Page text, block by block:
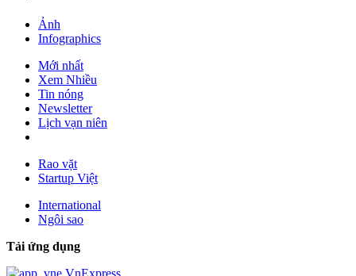
Ảnh
Infographics
Mới nhất
Xem Nhiều
Tin nóng
Newsletter
Lịch vạn niên
Rao vặt
Startup Việt
International
Ngôi sao
Tải ứng dụng